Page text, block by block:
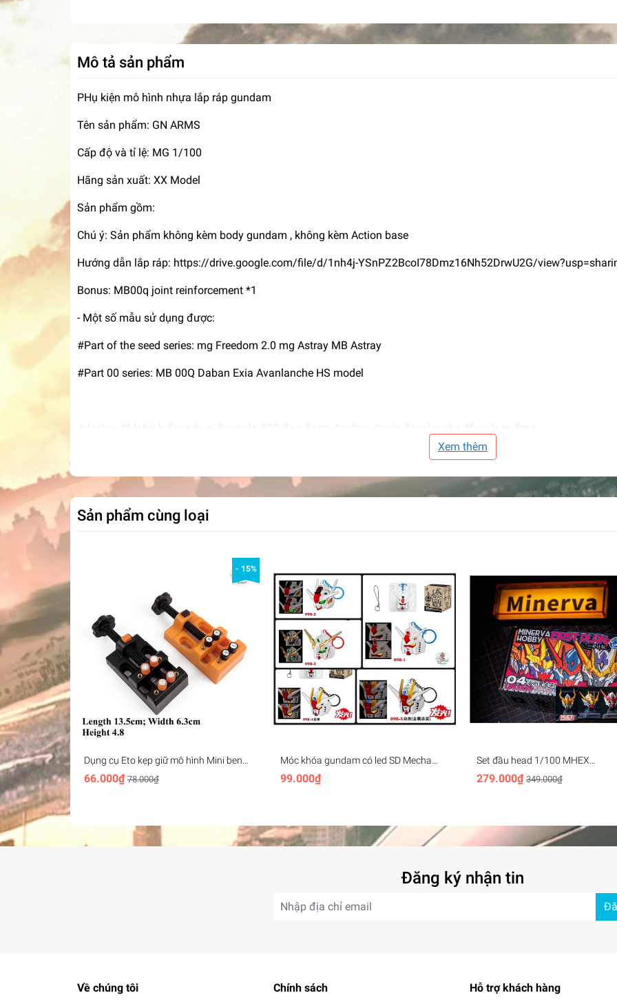
Mô tả sản phẩm
PHụ kiện mô hình nhựa lắp ráp gundam
Tên sản phẩm: GN ARMS
Cấp độ và tỉ lệ: MG 1/100
Hãng sản xuất: XX Model
Sản phẩm gồm:
Chú ý: Sản phẩm không kèm body gundam , không kèm Action base
Hướng dẫn lắp ráp: https://drive.google.com/file/d/1nh4j-YSnPZ2BcoI78Dmz16Nh52DrwU2G/
Bonus: MB00q joint reinforcement *1
- Một số mẫu sử dụng được:
#Part of the seed series: mg Freedom 2.0 mg Astray MB Astray
#Part 00 series: MB 00Q Daban Exia Avanlanche HS model
#dochoi #Mohinh #gundam #gunpla #00 #gn #arm #astray #exia #avalanche #freedom #mg
Xem thêm
Sản phẩm cùng loại
- 15%
Dụng cụ Eto kẹp giữ mô hình Mini bench
vise plastic
66.000₫ 78.000₫
Móc khóa gundam có led SD Mecha
Head Key Chain (rx78, unicorn,
freedom, aerial,..)
99.000₫
Set đầu head 1/100 MHEX
HEADMASTER Vajra 04
Wolverine - Minerva (+led)
279.000₫ 349.000₫
Đăng ký nhận tin
Về chúng tôi Chính sách Hỗ trợ khách hàng